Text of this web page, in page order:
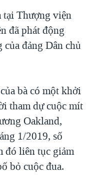
tại Thượng viện
đã phát động
đảng Dân chủ
bà có một khởi
tham dự cuộc mít
Oakland,
1/2019, số
đó liên tục giảm
bỏ cuộc đua.